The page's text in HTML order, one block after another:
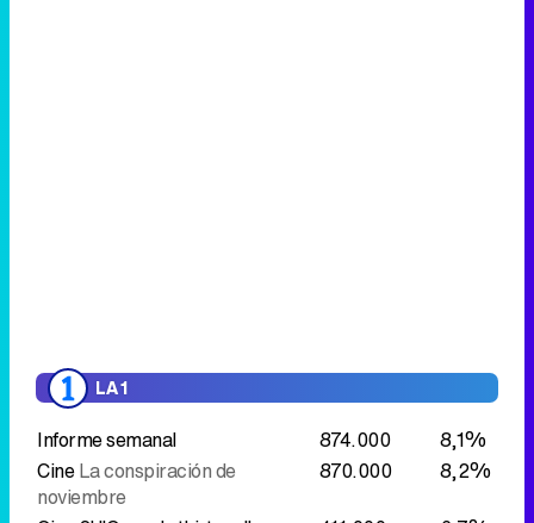
LA 1
Informe semanal 874.000
8,1%
CineLa conspiración de
noviembre
870.000
8,2%